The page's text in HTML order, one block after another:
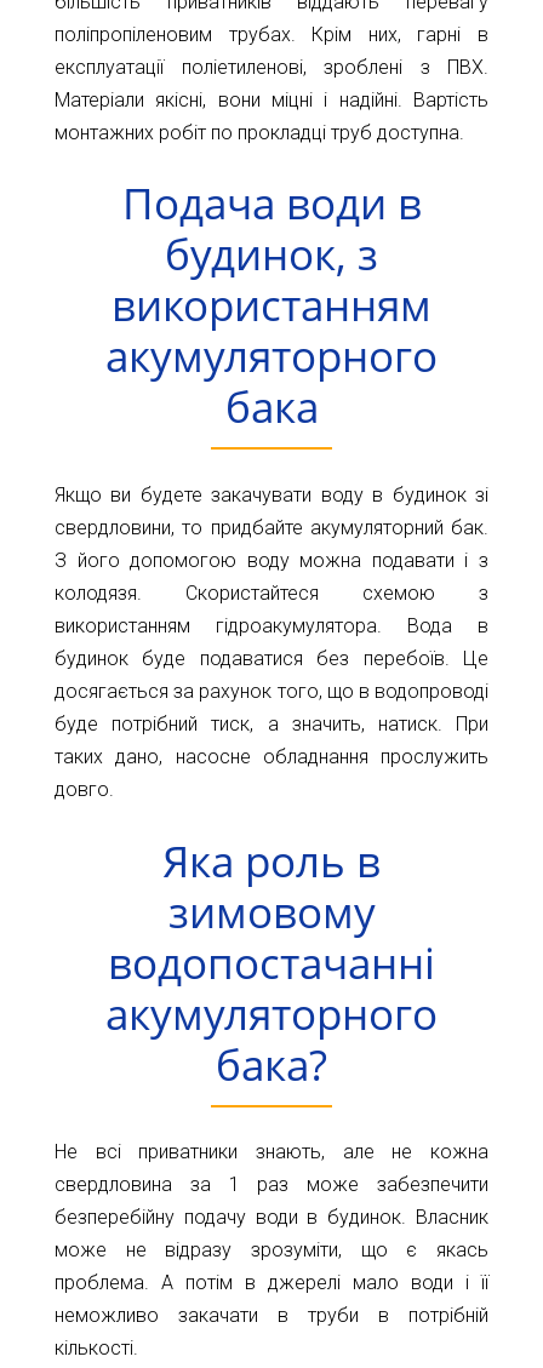
поліпропіленовим трубах. Крім них, гарні в
експлуатації поліетиленові, зроблені з ПВХ.
Матеріали якісні, вони міцні і надійні. Вартість
монтажних робіт по прокладці труб доступна.
Подача води в
будинок, з
використанням
акумуляторного
бака
Якщо ви будете закачувати воду в будинок зі
свердловини, то придбайте акумуляторний бак.
З його допомогою воду можна подавати і з
колодязя. Скористайтеся схемою з
використанням гідроакумулятора. Вода в
будинок буде подаватися без перебоїв. Це
досягається за рахунок того, що в водопроводі
буде потрібний тиск, а значить, натиск. При
таких дано, насосне обладнання прослужить
довго.
Яка роль в
зимовому
водопостачанні
акумуляторного
бака?
Не всі приватники знають, але не кожна
свердловина за 1 раз може забезпечити
безперебійну подачу води в будинок. Власник
може не відразу зрозуміти, що є якась
проблема. А потім в джерелі мало води і її
неможливо закачати в труби в потрібній
кількості.